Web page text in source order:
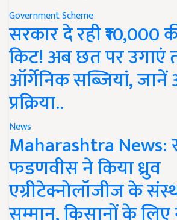
Government Scheme
सरकार दे रही ₹10,000
किट! अब छत पर उगाएं
ऑर्गेनिक सब्जियां,
प्रक्रिया..
News
Maharashtra News:
फडणवीस ने किया ध्रुव
एग्रीटेक्नोलॉजीज के